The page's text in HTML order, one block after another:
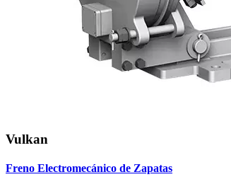
Vulkan
Freno Electromecánico de Zapatas